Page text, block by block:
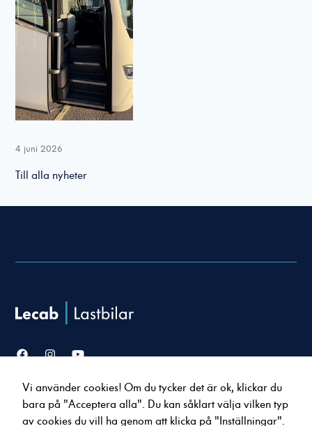
4 juni 2026
Till alla nyheter
Försäljning
Lastbilar
Service & verkstad
Serviceavtal
Vi använder cookies! Om du tycker det är ok, klickar du
bara på "Acceptera alla". Du kan såklart välja vilken typ
av cookies du vill ha genom att klicka på "Inställningar".
Dessa cookies
Statistik
För att vi ska
kunna